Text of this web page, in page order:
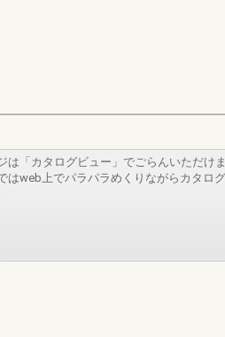
は「カタログビュー」でごらんいただけ
はweb上でパラパラめくりながらカタロ